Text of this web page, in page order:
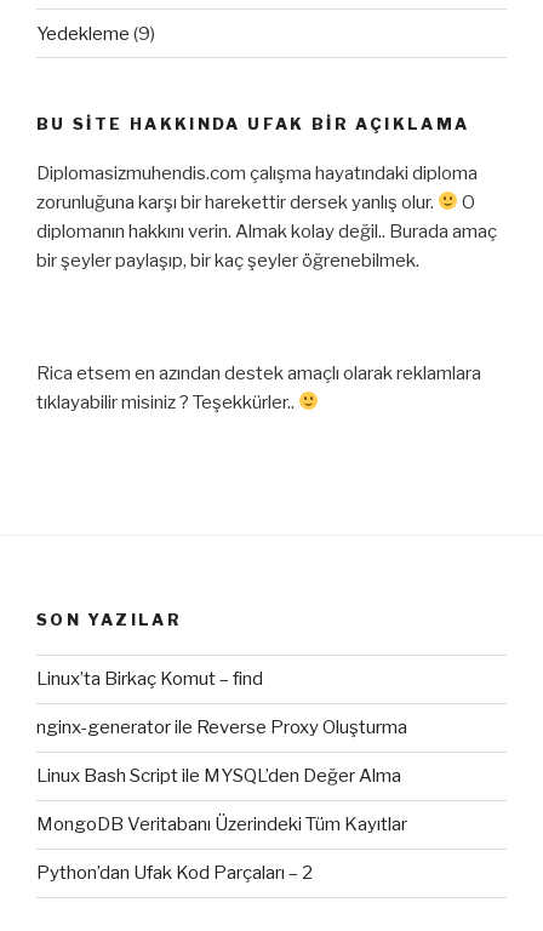
Yedekleme (9)
BU SITE HAKKINDA UFAK BIR AÇIKLAMA
Diplomasizmuhendis.com çalışma hayatındaki diploma
zorunluğuna karşı bir harekettir dersek yanlış olur.
O
diplomanın hakkını verin. Almak kolay değil.. Burada amaç
bir şeyler paylaşıp, bir kaç şeyler öğrenebilmek.
Rica etsem en azından destek amaçlı olarak reklamlara
tıklayabilir misiniz ? Teşekkürler..
SON YAZILAR
Linux’ta Birkaç Komut – find
nginx-generator ile Reverse Proxy Oluşturma
Linux Bash Script ile MYSQL’den Değer Alma
MongoDB Veritabanı Üzerindeki Tüm Kayıtlar
Python’dan Ufak Kod Parçaları – 2